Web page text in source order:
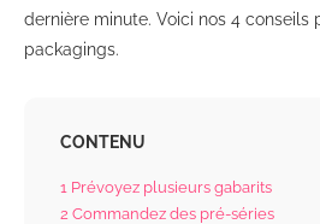
dernière minute. Voici nos 4 conseils
packagings.
CONTENU
1 Prévoyez plusieurs gabarits
2 Commandez des pré-séries